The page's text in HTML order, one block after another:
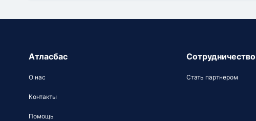
Атласбас
О нас
Контакты
Помощь
Сотрудничество
Стать партнером